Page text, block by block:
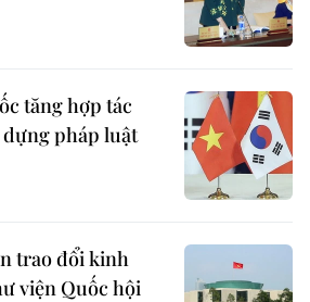
tăng hợp tác
pháp luật
trao đổi kinh
viện Quốc hội